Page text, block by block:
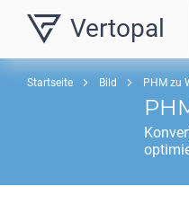
Vertopal
Startseite Bild PHM zu